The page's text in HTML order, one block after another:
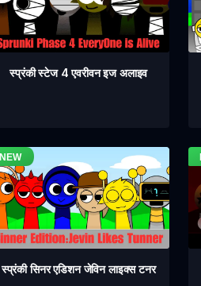
स्प्रंकी स्टेज 4 एवरीवन इज अलाइव
स्प्रंकी सिनर एडिशन जेविन लाइक्स टनर